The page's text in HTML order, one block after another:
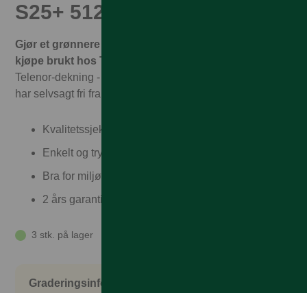
S25+ 512 GB Lyseblå (B)
Gjør et grønnere valg og spar penger. Det er trygt å
kjøpe brukt hos Talkmore!
Telenor-dekning - til Talkmorepriser, ingen binding, og vi
har selvsagt fri frakt og rask levering
Kvalitetssjekket
Enkelt og trygt
Bra for miljøet
2 års garanti og 30 dagers angrerett
3 stk. på lager
Graderingsinformasjon